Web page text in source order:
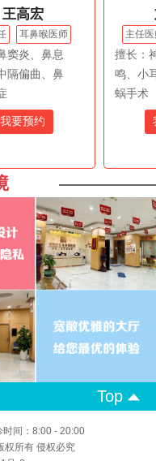
王高宏
耳鼻喉医师
窦炎、鼻息
隔偏曲、鼻
我要预约
主任
擅长：
鸣、小
蜗手术
Top
间：8:00 - 20:00
权所有 侵权必究